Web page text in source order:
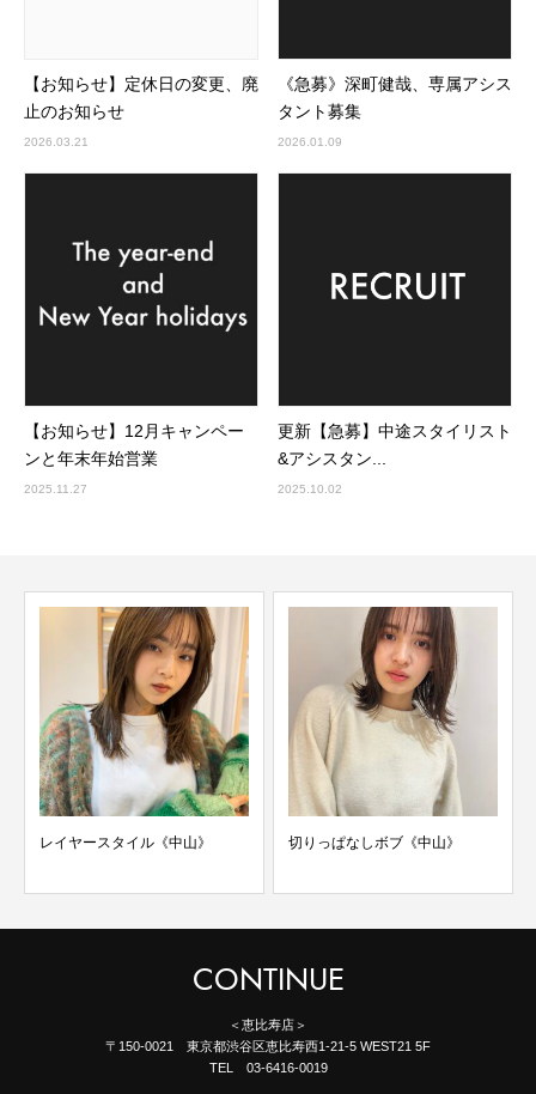
【お知らせ】定休日の変更、廃
止のお知らせ
2026.03.21
《急募》深町健哉、専属アシス
タント募集
2026.01.09
【お知らせ】12月キャンペー
ンと年末年始営業
2025.11.27
更新【急募】中途スタイリスト
&アシスタン...
2025.10.02
レイヤースタイル《中山》 切りっぱなしボブ《中山》
CONTINUE
＜恵比寿店＞
〒150-0021 東京都渋谷区恵比寿西1-21-5 WEST21 5F
TEL 03-6416-0019